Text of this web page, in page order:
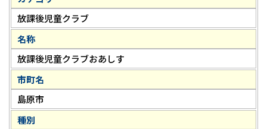
放課後児童クラブ
名称
放課後児童クラブおあしす
市町名
島原市
種別